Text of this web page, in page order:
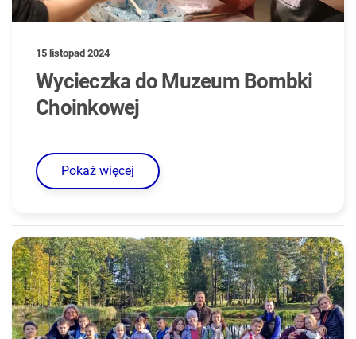
15 listopad 2024
Wycieczka do Muzeum Bombki
Choinkowej
Pokaż więcej